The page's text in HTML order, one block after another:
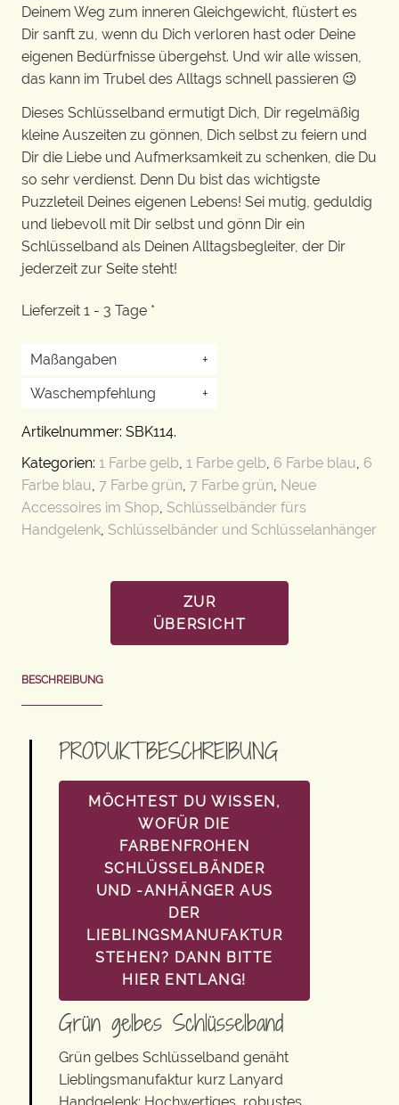
Deinem Weg zum inneren Gleichgewicht, flüstert es
Dir sanft zu, wenn du Dich verloren hast oder Deine
eigenen Bedürfnisse übergehst. Und wir alle wissen,
das kann im Trubel des Alltags schnell passieren 😉
Dieses Schlüsselband ermutigt Dich, Dir regelmäßig
kleine Auszeiten zu gönnen, Dich selbst zu feiern und
Dir die Liebe und Aufmerksamkeit zu schenken, die Du
so sehr verdienst. Denn Du bist das wichtigste
Puzzleteil Deines eigenen Lebens! Sei mutig, geduldig
und liebevoll mit Dir selbst und gönn Dir ein
Schlüsselband als Deinen Alltagsbegleiter, der Dir
jederzeit zur Seite steht!
Lieferzeit 1 - 3 Tage *
Maßangaben
+
Waschempfehlung
+
Artikelnummer: SBK114.
Kategorien: 1 Farbe gelb 1 Farbe gelb 6 Farbe blau 6
Farbe blau 7 Farbe grün 7 Farbe grün Neue
Accessoires im Shop Schlüsselbänder fürs
Handgelenk Schlüsselbänder und Schlüsselanhänger
ZUR
ÜBERSICHT
BESCHREIBUNG
PRODUKTBESCHREIBUNG
MÖCHTEST DU WISSEN,
WOFÜR DIE
FARBENFROHEN
SCHLÜSSELBÄNDER
UND -ANHÄNGER AUS
DER
LIEBLINGSMANUFAKTUR
STEHEN? DANN BITTE
HIER ENTLANG!
Grün gelbes Schlüsselband
Grün gelbes Schlüsselband genäht
Lieblingsmanufaktur kurz Lanyard
Handgelenk: Hochwertiges, robustes